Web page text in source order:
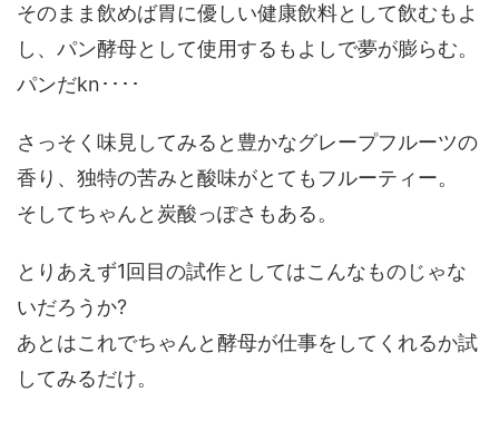
そのまま飲めば胃に優しい健康飲料として飲むもよ
し、パン酵母として使用するもよしで夢が膨らむ。
パンだkn････
さっそく味見してみると豊かなグレープフルーツの
香り、独特の苦みと酸味がとてもフルーティー。
そしてちゃんと炭酸っぽさもある。
とりあえず1回目の試作としてはこんなものじゃな
いだろうか?
あとはこれでちゃんと酵母が仕事をしてくれるか試
してみるだけ。